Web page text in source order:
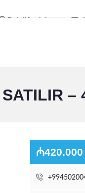
Bakı/Mərdəkan
–
₼420.000